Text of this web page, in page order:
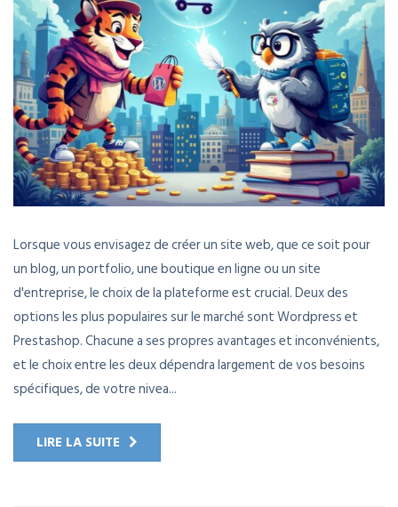
Lorsque vous envisagez de créer un site web, que ce soit pour
un blog, un portfolio, une boutique en ligne ou un site
d'entreprise, le choix de la plateforme est crucial. Deux des
options les plus populaires sur le marché sont Wordpress et
Prestashop. Chacune a ses propres avantages et inconvénients,
et le choix entre les deux dépendra largement de vos besoins
spécifiques, de votre nivea...
LIRE LA SUITE